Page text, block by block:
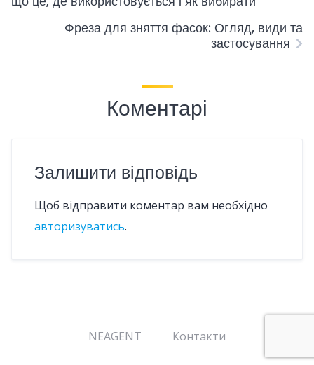
Фреза для зняття фасок: Огляд, види та
застосування
Коментарі
Залишити відповідь
Щоб відправити коментар вам необхідно
авторизуватись.
NEAGENT Контакти